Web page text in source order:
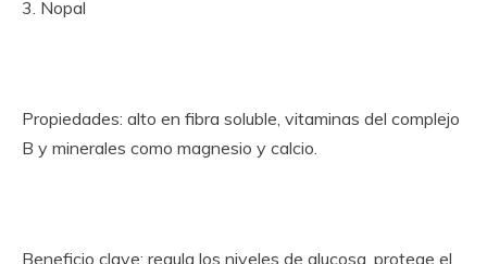
3. Nopal
Propiedades: alto en fibra soluble, vitaminas del complejo
B y minerales como magnesio y calcio.
Beneficio clave: regula los niveles de glucosa, protege el